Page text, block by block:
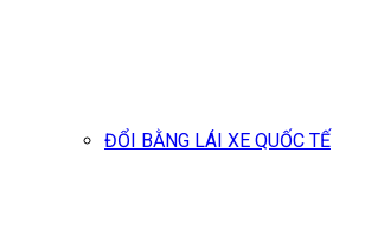
ĐỔI BẰNG LÁI XE QUỐC TẾ